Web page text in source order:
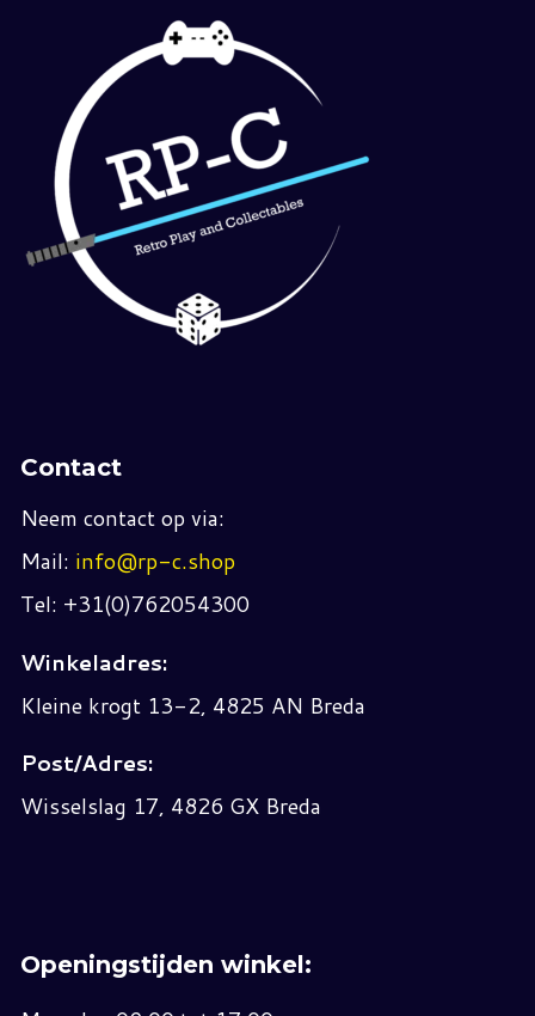
Contact
Neem contact op via:
Mail: info@rp-c.shop
Tel: +31(0)762054300
Winkeladres:
Kleine krogt 13-2, 4825 AN Breda
Post/Adres:
Wisselslag 17, 4826 GX Breda
Openingstijden winkel: